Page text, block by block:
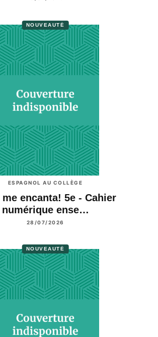
NOUVEAUTÉ
ESPAGNOL AU COLLÈGE
me encanta! 5e - Cahier
numérique ense…
28/07/2026
NOUVEAUTÉ